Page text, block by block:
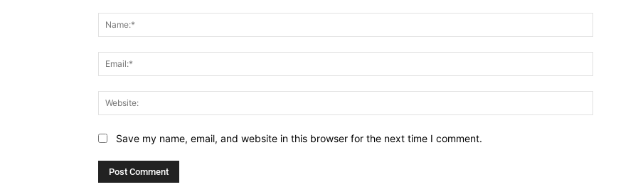
Save my name, email, and website in this browser for the next time I comment.